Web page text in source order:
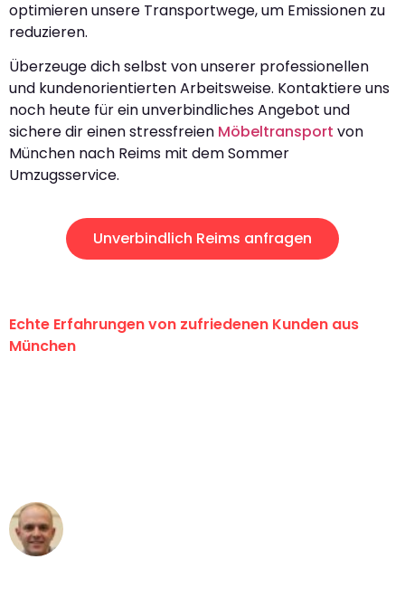
optimieren unsere Transportwege, um Emissionen zu
reduzieren.
Überzeuge dich selbst von unserer professionellen
und kundenorientierten Arbeitsweise. Kontaktiere uns
noch heute für ein unverbindliches Angebot und
sichere dir einen stressfreien Möbeltransport von
München nach Reims mit dem Sommer
Umzugsservice.
Unverbindlich Reims anfragen
Echte Erfahrungen von zufriedenen Kunden aus
München